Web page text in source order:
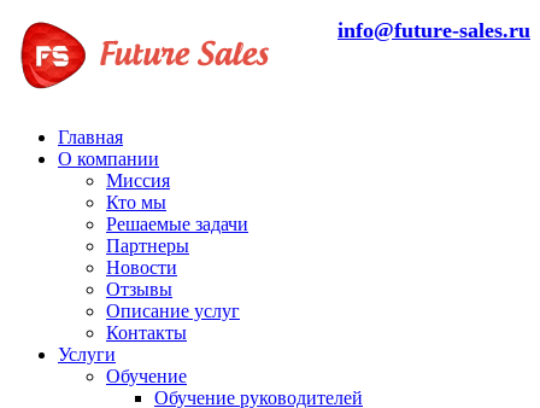
info@future-sales.ru
Главная
О компании
Миссия
Кто мы
Решаемые задачи
Партнеры
Новости
Отзывы
Описание услуг
Контакты
Услуги
Обучение
Обучение руководителей